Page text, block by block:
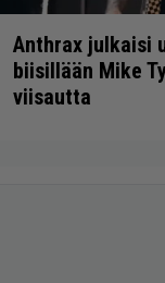
Anthrax julkaisi
biisillään Mike
viisautta